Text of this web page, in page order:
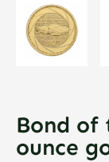
Bond of
ounce